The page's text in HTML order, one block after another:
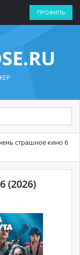
ПРОФИЛЬ
страшное кино 6